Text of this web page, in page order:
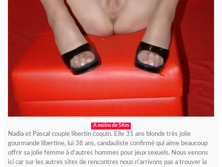
A moins de 5Km
Nadia et Pascal couple libertin coquin. Elle 31 ans blonde très jolie
gourmande libertine, lui 38 ans, candauliste confirmé qui aime beaucoup
offrir sa jolie femme à d’autres hommes pour jeux sexuels. Nous venons
ici car sur les autres sites de rencontres nous n’arrivons pas a trouver la